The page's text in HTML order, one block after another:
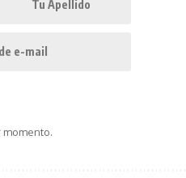
momento.